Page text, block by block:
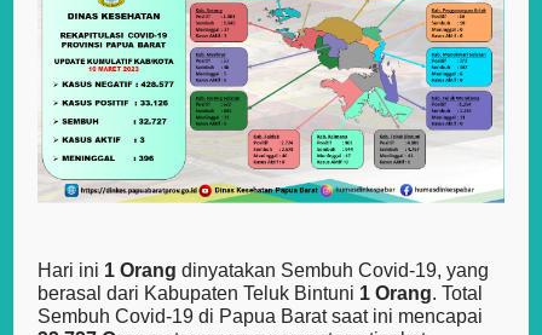
Hari ini 1 Orang dinyatakan Sembuh Covid-19, yang
berasal dari Kabupaten Teluk Bintuni 1 Orang. Total
Sembuh Covid-19 di Papua Barat saat ini mencapai